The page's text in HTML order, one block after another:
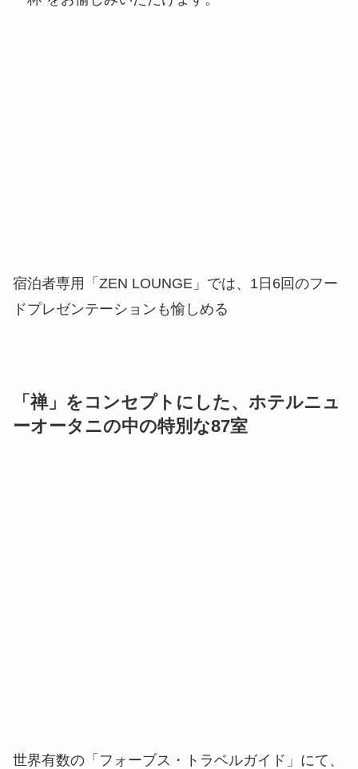
宿泊者専用「ZEN LOUNGE」では、1日6回のフー
ドプレゼンテーションも愉しめる
「禅」をコンセプトにした、ホテルニュ
ーオータニの中の特別な87室
世界有数の「フォーブス・トラベルガイド」にて、